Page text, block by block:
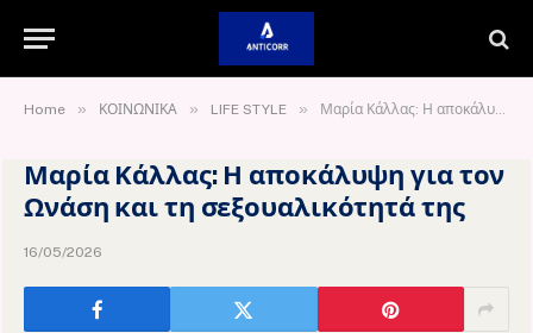
Home » ΚΟΙΝΩΝΙΚΑ » LIFE STYLE » Μαρία Κάλλας: Η αποκάλυψη για τον Ωνάση και τη σεξουαλικότητά της
Μαρία Κάλλας: Η αποκάλυψη για τον
Ωνάση και τη σεξουαλικότητά της
16/05/2026